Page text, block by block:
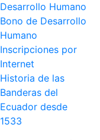
Desarrollo Humano
Bono de Desarrollo
Humano
Inscripciones por
Internet
Historia de las
Banderas del
Ecuador desde
1533